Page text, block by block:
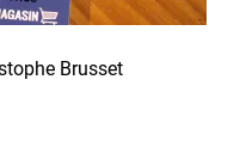
Brusset